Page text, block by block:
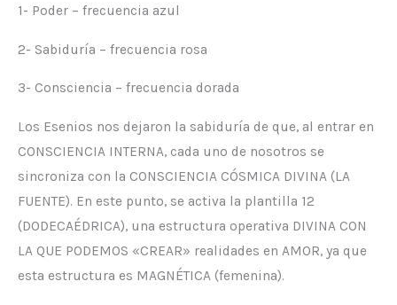
1- Poder – frecuencia azul
2- Sabiduría – frecuencia rosa
3- Consciencia – frecuencia dorada
Los Esenios nos dejaron la sabiduría de que, al entrar en
CONSCIENCIA INTERNA, cada uno de nosotros se
sincroniza con la CONSCIENCIA CÓSMICA DIVINA (LA
FUENTE). En este punto, se activa la plantilla 12
(DODECAÉDRICA), una estructura operativa DIVINA CON
LA QUE PODEMOS «CREAR» realidades en AMOR, ya que
esta estructura es MAGNÉTICA (femenina).